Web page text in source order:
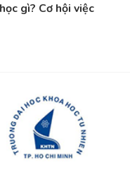
gì? Cơ hội việc